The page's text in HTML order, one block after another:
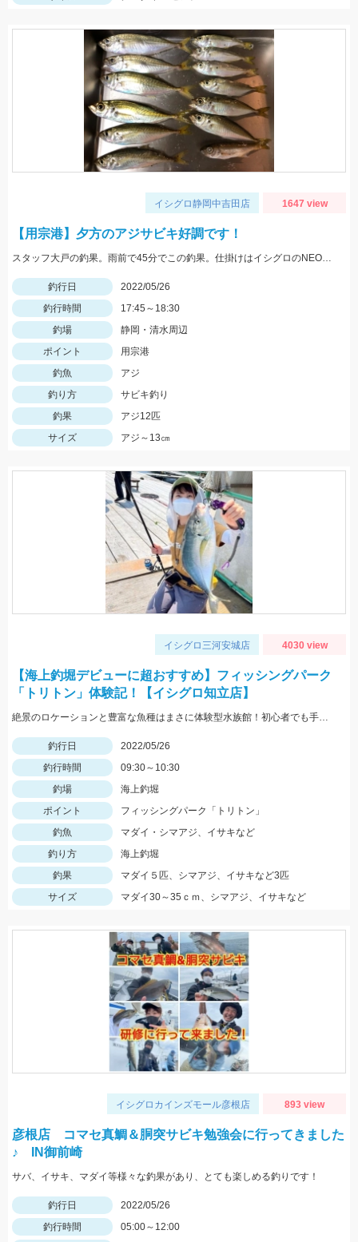
イシグロ静岡中吉田店 1647 view
【用宗港】夕方のアジサビキ好調です！
スタッフ大戸の釣果。雨前で45分でこの釣果。仕掛けはイシグロのNEO 豆アジマッチ２号にて。
釣行日
2022/05/26
釣行時間
17:45～18:30
釣場
静岡・清水周辺
ポイント
用宗港
釣魚
アジ
釣り方
サビキ釣り
釣果
アジ12匹
サイズ
アジ～13㎝
イシグロ三河安城店 4030 view
【海上釣堀デビューに超おすすめ】フィッシングパーク
「トリトン」体験記！【イシグロ知立店】
絶景のロケーションと豊富な魚種はまさに体験型水族館！初心者でも手軽に釣れますよ！
釣行日
2022/05/26
釣行時間
09:30～10:30
釣場
海上釣堀
ポイント
フィッシングパーク「トリトン」
釣魚
マダイ・シマアジ、イサキなど
釣り方
海上釣堀
釣果
マダイ５匹、シマアジ、イサキなど3匹
サイズ
マダイ30～35ｃｍ、シマアジ、イサキなど
イシグロカインズモール彦根店 893 view
彦根店 コマセ真鯛＆胴突サビキ勉強会に行ってきました
♪ IN御前崎
サバ、イサキ、マダイ等様々な釣果があり、とても楽しめる釣りです！
釣行日
2022/05/26
釣行時間
05:00～12:00